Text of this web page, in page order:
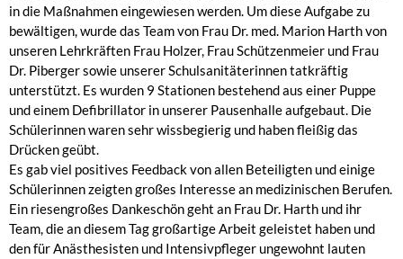
in die Maßnahmen eingewiesen werden. Um diese Aufgabe zu
bewältigen, wurde das Team von Frau Dr. med. Marion Harth von
unseren Lehrkräften Frau Holzer, Frau Schützenmeier und Frau
Dr. Piberger sowie unserer Schulsanitäterinnen tatkräftig
unterstützt. Es wurden 9 Stationen bestehend aus einer Puppe
und einem Defibrillator in unserer Pausenhalle aufgebaut. Die
Schülerinnen waren sehr wissbegierig und haben fleißig das
Drücken geübt.
Es gab viel positives Feedback von allen Beteiligten und einige
Schülerinnen zeigten großes Interesse an medizinischen Berufen.
Ein riesengroßes Dankeschön geht an Frau Dr. Harth und ihr
Team, die an diesem Tag großartige Arbeit geleistet haben und
den für Anästhesisten und Intensivpfleger ungewohnt lauten